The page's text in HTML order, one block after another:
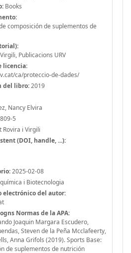
Books
composición de suplementos de
Publicacions URV
licencia:
ca/proteccio-de-dades/
del libro:2019
Nancy Elvira
5
Rovira i Virgili
(DOI, handle, ...):
2025-02-08
i Biotecnologia
electrónico del autor:
Normas de la APA:
Joaquin Margara Escudero,
Steven de la Peña Mcclafeerty,
Anna Grifols (2019). Sports Base:
de suplementos de nutrición